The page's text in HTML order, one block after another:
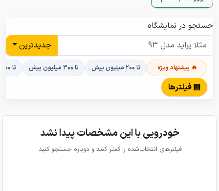
جستجو در نمایشگاه
جدیدترین
🔥 پیشنهاد ویژه تا ۲۰۰ میلیون پیش تا ۳۰۰ میلیون پیش تا ۴۰۰ میلیون پیش
▤ فیلترها
خودرویی با این مشخصات پیدا نشد
فیلترهای انتخاب‌شده را کمتر کنید و دوباره جستجو کنید.